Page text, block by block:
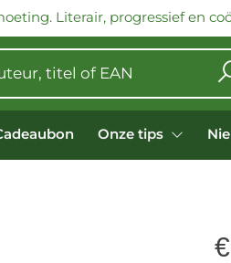
Literair, progressief en
Onze tips
€